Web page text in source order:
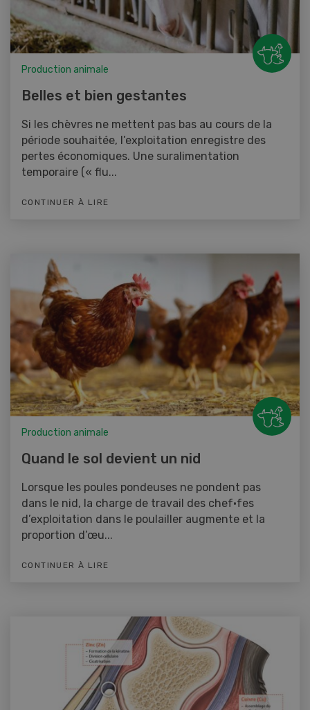
Production animale
Belles et bien gestantes
Si les chèvres ne mettent pas bas au cours de la
période souhaitée, l’exploitation enregistre des
pertes économiques. Une suralimentation
temporaire (« flu...
CONTINUER À LIRE
Production animale
Quand le sol devient un nid
Lorsque les poules pondeuses ne pondent pas
dans le nid, la charge de travail des chef·fes
d’exploitation dans le poulailler augmente et la
proportion d’œu...
CONTINUER À LIRE